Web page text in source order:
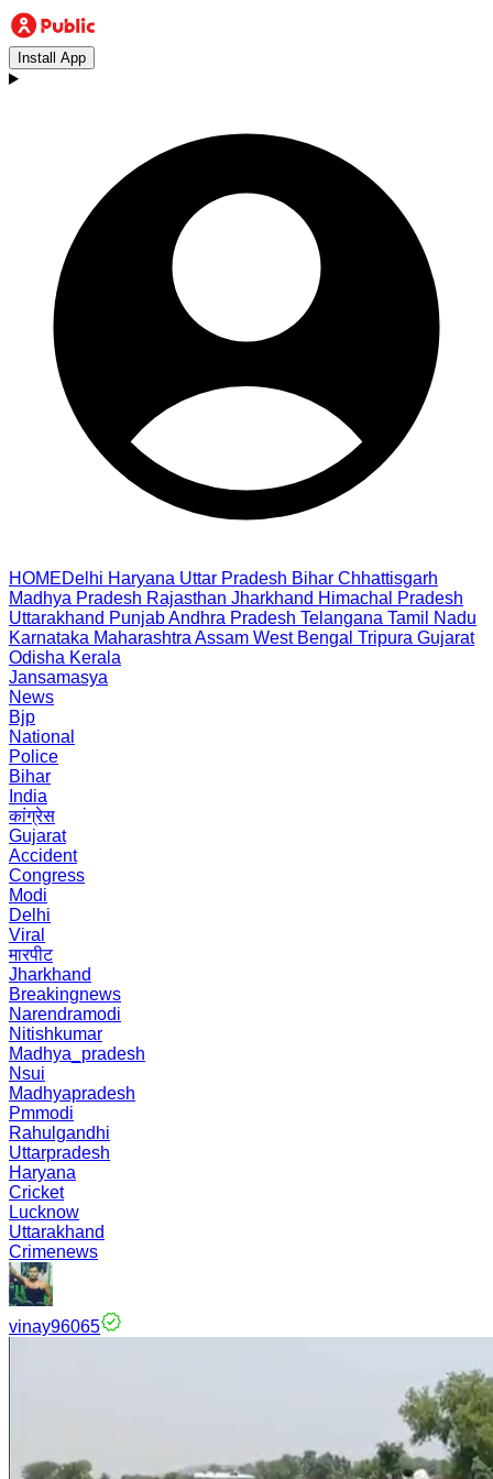
Install App
HOMEDelhi Haryana Uttar Pradesh Bihar Chhattisgarh
Madhya Pradesh Rajasthan Jharkhand Himachal Pradesh
Uttarakhand PunjabAndhra Pradesh Telangana Tamil Nadu
Karnataka Maharashtra Assam West Bengal Tripura Gujarat
Odisha Kerala
Jansamasya
News
Bjp
National
Police
Bihar
India
कांग्रेस
Gujarat
Accident
Congress
Modi
Delhi
Viral
मारपीट
Jharkhand
Breakingnews
Narendramodi
Nitishkumar
Madhya_pradesh
Nsui
Madhyapradesh
Pmmodi
Rahulgandhi
Uttarpradesh
Haryana
Cricket
Lucknow
Uttarakhand
Crimenews
vinay96065